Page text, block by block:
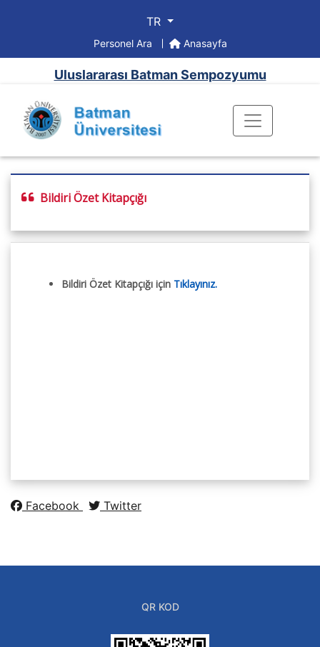
TR
Personel Ara Anasayfa
Uluslararası Batman Sempozyumu
Bildiri Özet Kitapçığı
Bildiri Özet Kitapçığı için Tıklayınız.
Facebook Twitter
QR KOD